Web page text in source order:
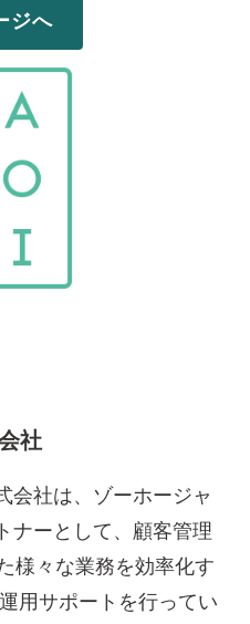
ジへ
社
会社は、ゾーホージャ
ナーとして、顧客管理
様々な業務を効率化す
用サポートを行ってい